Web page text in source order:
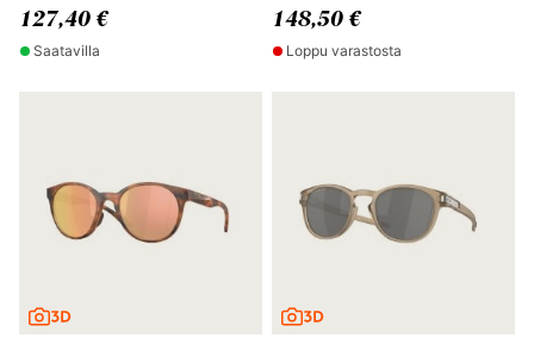
127,40 €
Saatavilla
148,50 €
Loppu varastosta